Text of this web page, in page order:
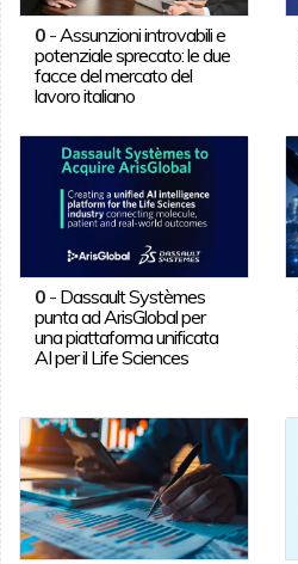
0- Assunzioni introvabili e
potenziale sprecato: le due
facce del mercato del
lavoro italiano
0- Dassault Systèmes
punta ad ArisGlobal per
una piattaforma unificata
AI per il Life Sciences